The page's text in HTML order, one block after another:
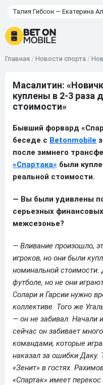
Талия Гибсон — Екатерина
Главная / Новости спорта /
Масалитин:
куплены в 2-3 раза
стоимости»
Бывший форвард
беседе с Betonmobile
после зимнего
«Спартака» были
реальной стоимости.
— Вы были удивлены
серьезных
межсезонье?
— Вливание произошло,
игроков, но они были
номинальной
футболе, но не они
Солари и Гарсии нужно
коллективе. Того же
— он не забивал. Начали
сейчас он забивает
командами, которые
наказал за ошибки Даку.
«Зенит» в гостях.
«Спартак» имеет